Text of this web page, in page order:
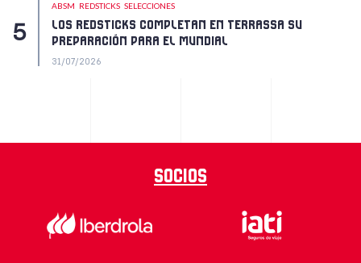
ABSM REDSTICKS SELECCIONES
LOS REDSTICKS COMPLETAN EN TERRASSA SU
PREPARACIÓN PARA EL MUNDIAL
31/07/2026
Socios